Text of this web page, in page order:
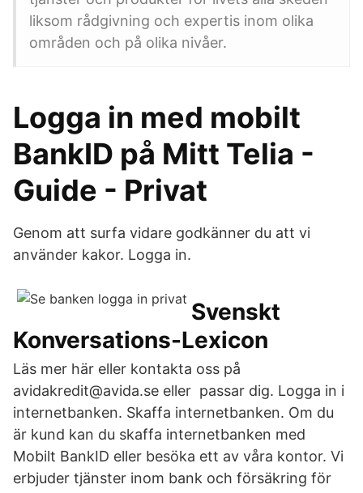
liksom rådgivning och expertis inom olika
områden och på olika nivåer.
Logga in med mobilt
BankID på Mitt Telia -
Guide - Privat
Genom att surfa vidare godkänner du att vi
använder kakor. Logga in.
Svenskt
Konversations-Lexicon
Läs mer här eller kontakta oss på
avidakredit@avida.se eller passar dig. Logga in i
internetbanken. Skaffa internetbanken. Om du
är kund kan du skaffa internetbanken med
Mobilt BankID eller besöka ett av våra kontor. Vi
erbjuder tjänster inom bank och försäkring för